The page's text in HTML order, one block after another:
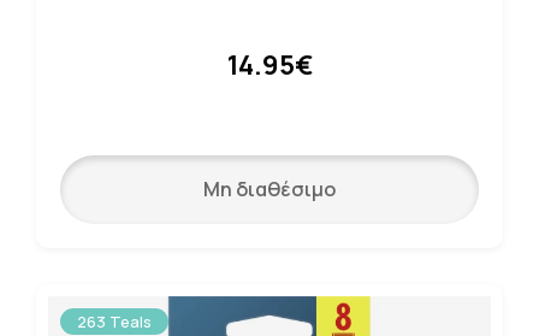
14.95€
Μη διαθέσιμο
263 Teals